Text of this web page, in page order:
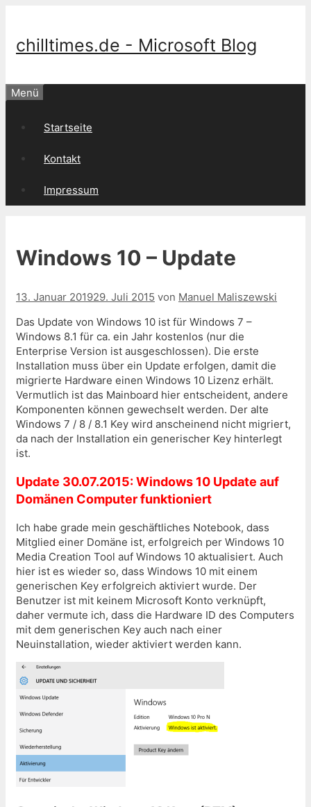
Inhalt
chilltimes.de - Microsoft Blog
Menü
Startseite
Kontakt
Impressum
Windows 10 – Update
13. Januar 201929. Juli 2015 von Manuel Maliszewski
Das Update von Windows 10 ist für Windows 7 –
Windows 8.1 für ca. ein Jahr kostenlos (nur die
Enterprise Version ist ausgeschlossen). Die erste
Installation muss über ein Update erfolgen, damit die
migrierte Hardware einen Windows 10 Lizenz erhält.
Vermutlich ist das Mainboard hier entscheident, andere
Komponenten können gewechselt werden. Der alte
Windows 7 / 8 / 8.1 Key wird anscheinend nicht migriert,
da nach der Installation ein generischer Key hinterlegt
ist.
Update 30.07.2015: Windows 10 Update auf
Domänen Computer funktioniert
Ich habe grade mein geschäftliches Notebook, dass
Mitglied einer Domäne ist, erfolgreich per Windows 10
Media Creation Tool auf Windows 10 aktualisiert. Auch
hier ist es wieder so, dass Windows 10 mit einem
generischen Key erfolgreich aktiviert wurde. Der
Benutzer ist mit keinem Microsoft Konto verknüpft,
daher vermute ich, dass die Hardware ID des Computers
mit dem generischen Key auch nach einer
Neuinstallation, wieder aktiviert werden kann.